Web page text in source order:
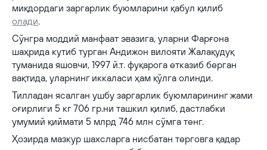
миқдордаги заргарлик буюмларини қабул қилиб
олади.
Сўнгра моддий манфаат эвазига, уларни Фарғона
шаҳрида кутиб турган Андижон вилояти Жалақудуқ
туманида яшовчи, 1997 й.т. фуқарога етказиб берган
вақтида, уларнинг иккаласи ҳам қўлга олинди.
Тилладан ясалган ушбу заргарлик буюмларининг жами
оғирлиги 5 кг 706 гр.ни ташкил қилиб, дастлабки
умумий қиймати 5 млрд 746 млн сўмга тенг.
Ҳозирда мазкур шахсларга нисбатан терговга қадар